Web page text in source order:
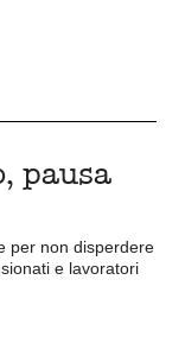
pausa
per non disperdere
e lavoratori